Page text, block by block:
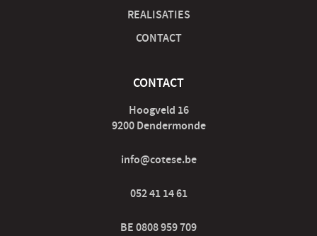
REALISATIES
CONTACT
CONTACT
Hoogveld 16
9200 Dendermonde
info@cotese.be
052 41 14 61
BE 0808 959 709